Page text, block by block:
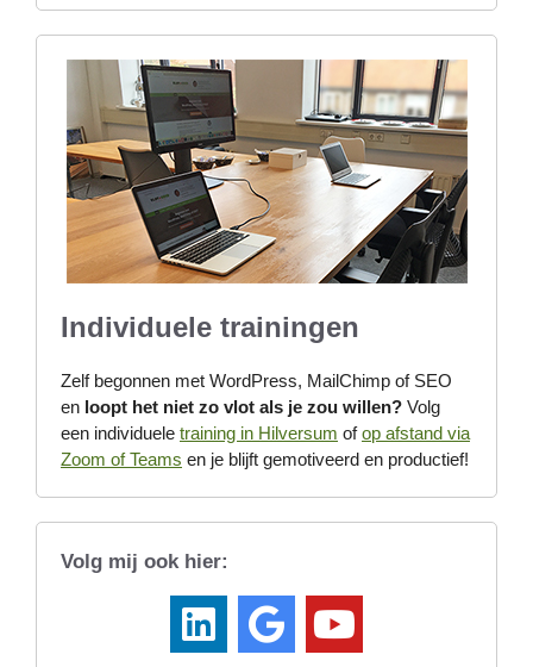
Individuele trainingen
Zelf begonnen met WordPress, MailChimp of SEO
en loopt het niet zo vlot als je zou willen? Volg
een individuele training in Hilversum ofop afstand via
Zoom of Teams en je blijft gemotiveerd en productief!
Volg mij ook hier: